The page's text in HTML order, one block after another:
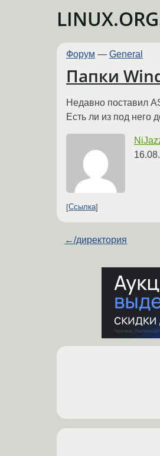
Форум — General
Папки
Недавно поставил
Есть ли из под него
Ссылка
←/директория